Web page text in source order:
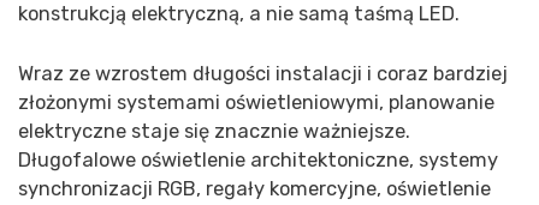
konstrukcją elektryczną, a nie samą taśmą LED.
Wraz ze wzrostem długości instalacji i coraz bardziej
złożonymi systemami oświetleniowymi, planowanie
elektryczne staje się znacznie ważniejsze.
Długofalowe oświetlenie architektoniczne, systemy
synchronizacji RGB, regały komercyjne, oświetlenie